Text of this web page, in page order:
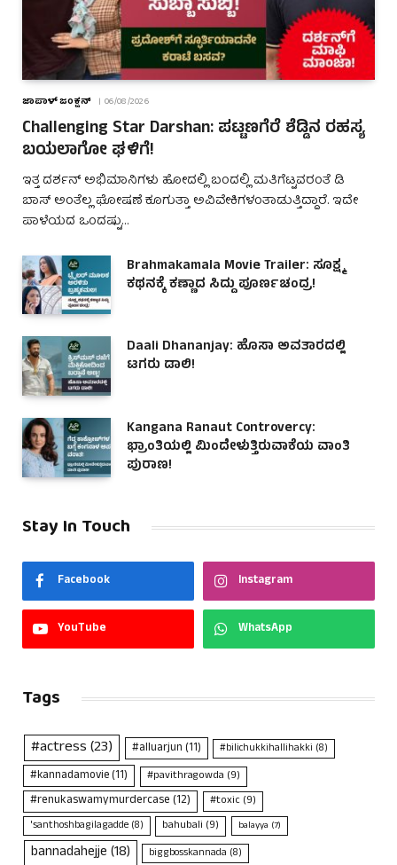
ಜಾಪಾಳ್ ಜಂಕ್ಷನ್ 06/08/2026
Challenging Star Darshan: ಪಟ್ಟಣಗೆರೆ ಶೆಡ್ಡಿನ ರಹಸ್ಯ
ಬಯಲಾಗೋ ಘಳಿಗೆ!
ಇತ್ತ ದರ್ಶನ್ ಅಭಿಮಾನಿಗಳು ಹೋದಲ್ಲಿ ಬಂದಲ್ಲಿ ಮತಿಗೆಟ್ಟವರಂತೆ ಡಿ
ಬಾಸ್ ಅಂತೆಲ್ಲ ಘೋಷಣೆ ಕೂಗುತ್ತಾ ಅವಿವೇಕಿಗಳಂತಾಡುತ್ತಿದ್ದಾರೆ. ಇದೇ
ಪಾಳೆಯದ ಒಂದಷ್ಟು…
Brahmakamala Movie Trailer: ಸೂಕ್ಷ್ಮ
ಕಥನಕ್ಕೆ ಕಣ್ಣಾದ ಸಿದ್ದು ಪೂರ್ಣಚಂದ್ರ!
Daali Dhananjay: ಹೊಸಾ ಅವತಾರದಲ್ಲಿ
ಟಗರು ಡಾಲಿ!
Kangana Ranaut Controvercy:
ಭ್ರಾಂತಿಯಲ್ಲಿ ಮಿಂದೇಳುತ್ತಿರುವಾಕೆಯ ವಾಂತಿ
ಪುರಾಣ!
Stay In Touch
Facebook Instagram
YouTube WhatsApp
Tags
#actress(23) #alluarjun(11) #bilichukkihallihakki (8)
#kannadamovie(11) #pavithragowda (9)
#renukaswamymurdercase(12) #toxic(9)
'santhoshbagilagadde (8) bahubali (9) balayya (7)
bannadahejje(18) biggbosskannada (8)